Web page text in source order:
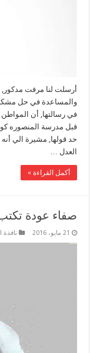
أرسلت لنا مرفت مدكور,
والمساعدة في حل
في رسالتها, أن
قبل مدرسة المنصوره
حد قولها, مشيرة الي أنه
العدل …
أكمل القراءة »
صفاء عودة
21 مايو، 2016 نافذة